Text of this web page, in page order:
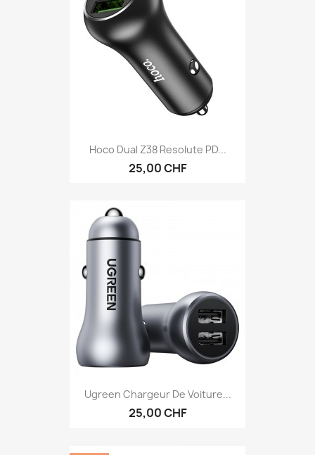
Hoco Dual Z38 Resolute PD...
25,00 CHF
Ugreen Chargeur De Voiture...
25,00 CHF